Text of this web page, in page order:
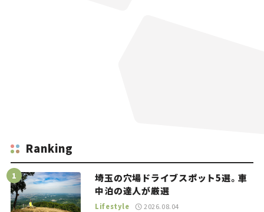
Ranking
埼玉の穴場ドライブスポット5選。車
中泊の達人が厳選
Lifestyle 2026.08.04